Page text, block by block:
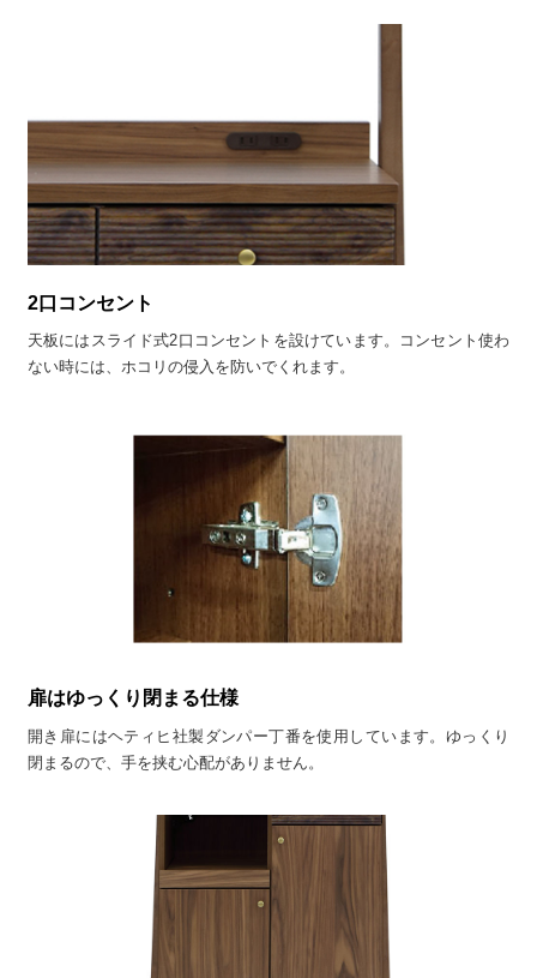
2口コンセント
天板にはスライド式2口コンセントを設けています。コンセント使わ
ない時には、ホコリの侵入を防いでくれます。
扉はゆっくり閉まる仕様
開き扉にはヘティヒ社製ダンパー丁番を使用しています。ゆっくり
閉まるので、手を挟む心配がありません。